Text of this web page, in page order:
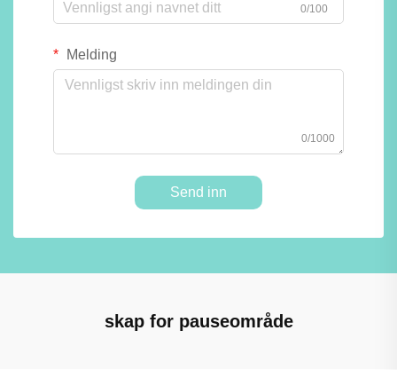
0/100
Melding
0/1000
Send inn
skap for pauseområde